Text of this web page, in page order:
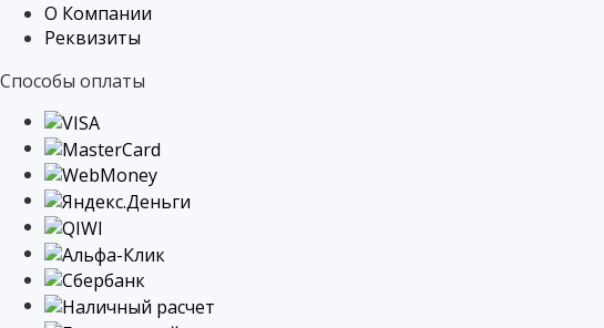
О Компании
Реквизиты
Способы оплаты